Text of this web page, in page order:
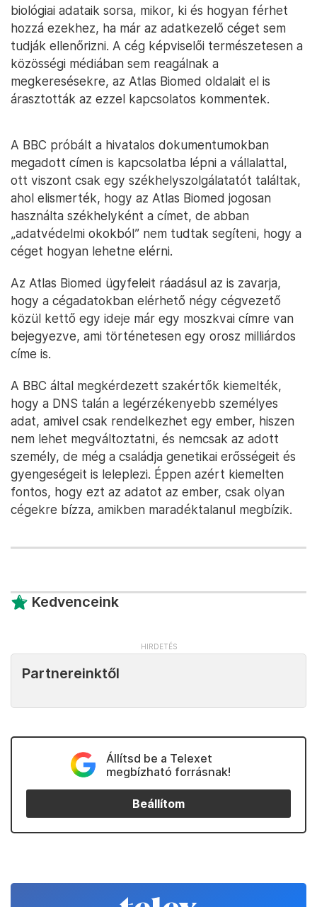
biológiai adataik sorsa, mikor, ki és hogyan férhet
hozzá ezekhez, ha már az adatkezelő céget sem
tudják ellenőrizni. A cég képviselői természetesen a
közösségi médiában sem reagálnak a
megkeresésekre, az Atlas Biomed oldalait el is
árasztották az ezzel kapcsolatos kommentek.
A BBC próbált a hivatalos dokumentumokban
megadott címen is kapcsolatba lépni a vállalattal,
ott viszont csak egy székhelyszolgálatatót találtak,
ahol elismerték, hogy az Atlas Biomed jogosan
használta székhelyként a címet, de abban
„adatvédelmi okokból” nem tudtak segíteni, hogy a
céget hogyan lehetne elérni.
Az Atlas Biomed ügyfeleit ráadásul az is zavarja,
hogy a cégadatokban elérhető négy cégvezető
közül kettő egy ideje már egy moszkvai címre van
bejegyezve, ami történetesen egy orosz milliárdos
címe is.
A BBC által megkérdezett szakértők kiemelték,
hogy a DNS talán a legérzékenyebb személyes
adat, amivel csak rendelkezhet egy ember, hiszen
nem lehet megváltoztatni, és nemcsak az adott
személy, de még a családja genetikai erősségeit és
gyengeségeit is leleplezi. Éppen azért kiemelten
fontos, hogy ezt az adatot az ember, csak olyan
cégekre bízza, amikben maradéktalanul megbízik.
Kedvenceink
Partnereinktől
Állítsd be a Telexet
megbízható forrásnak!
Beállítom